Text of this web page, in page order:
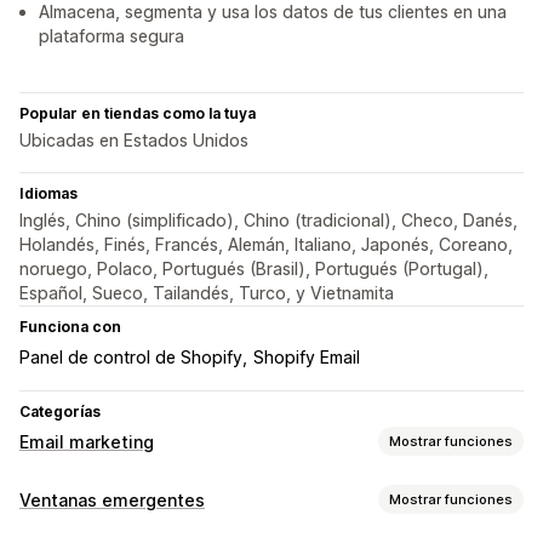
Almacena, segmenta y usa los datos de tus clientes en una
plataforma segura
Popular en tiendas como la tuya
Ubicadas en Estados Unidos
Idiomas
Inglés, Chino (simplificado), Chino (tradicional), Checo, Danés,
Holandés, Finés, Francés, Alemán, Italiano, Japonés, Coreano,
noruego, Polaco, Portugués (Brasil), Portugués (Portugal),
Español, Sueco, Tailandés, Turco, y Vietnamita
Funciona con
Panel de control de Shopify Shopify Email
Categorías
Email marketing Mostrar funciones
Tipos de campañas de marketing
Ventanas emergentes Mostrar funciones